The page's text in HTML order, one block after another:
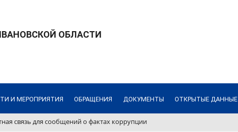
ОБЛАСТИ
И МЕРОПРИЯТИЯ ОБРАЩЕНИЯ ДОКУМЕНТЫ ОТКРЫТЫЕ ДАННЫЕ
связь для сообщений о фактах коррупции